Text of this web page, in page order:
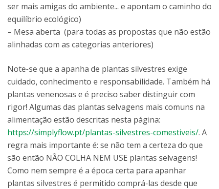
ser mais amigas do ambiente... e apontam o caminho do
equilíbrio ecológico)
– Mesa aberta (para todas as propostas que não estão
alinhadas com as categorias anteriores)
Note-se que a apanha de plantas silvestres exige
cuidado, conhecimento e responsabilidade. Também há
plantas venenosas e é preciso saber distinguir com
rigor! Algumas das plantas selvagens mais comuns na
alimentação estão descritas nesta página:
https://simplyflow.pt/plantas-silvestres-comestiveis/. A
regra mais importante é: se não tem a certeza do que
são então NÃO COLHA NEM USE plantas selvagens!
Como nem sempre é a época certa para apanhar
plantas silvestres é permitido comprá-las desde que